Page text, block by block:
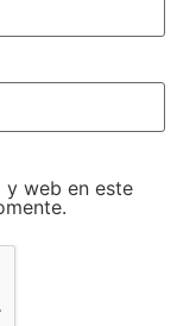
y web en este